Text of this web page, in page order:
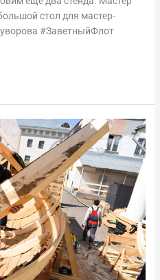
стол для мастер-
#ЗаветныйФлот